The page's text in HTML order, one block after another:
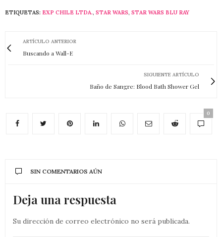
ETIQUETAS: EXP CHILE LTDA., STAR WARS, STAR WARS BLU RAY
ARTÍCULO ANTERIOR
Buscando a Wall-E
SIGUIENTE ARTÍCULO
Baño de Sangre: Blood Bath Shower Gel
0
SIN COMENTARIOS AÚN
Deja una respuesta
Su dirección de correo electrónico no será publicada.